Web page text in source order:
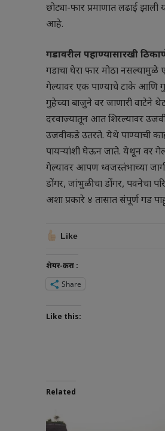
छोट्या-फार प्रमाणात लढाई
आहे.
गडावरील पहाण्यासारखी
गडाचा घेरा फार मोठा नसल्यामुळे
गेल्यावर एक पाण्याचे टाके आणि
गुहेच्या बाजुने वर जाणारी वाटेने थेट
दरवाज्यातून आत शिरल्यावर
उजवीकडे उतरते. येथे पाण्याची
पायऱ्यांशी घेऊन जाते. येथून वर
गेल्यावर आपण ध्वजस्तंभाच्या
डोंगर, जांभुळीचा डोंगर, पवनेचा
अशा प्रकारे ४ तासात संपूर्ण गड
Like
शेयर-करा :
Share
Like this:
Related